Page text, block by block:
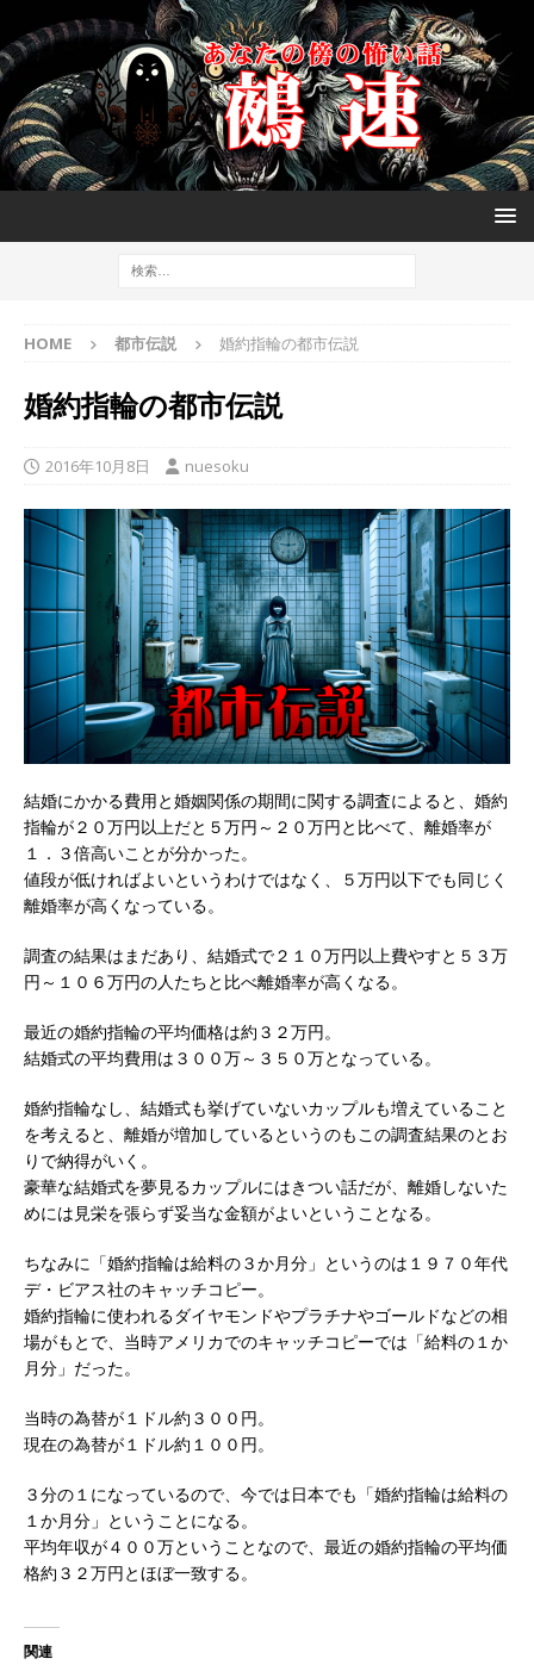
HOME 都市伝説 婚約指輪の都市伝説
婚約指輪の都市伝説
2016年10月8日 nuesoku
結婚にかかる費用と婚姻関係の期間に関する調査によると、婚約
指輪が２０万円以上だと５万円～２０万円と比べて、離婚率が
１．３倍高いことが分かった。
値段が低ければよいというわけではなく、５万円以下でも同じく
離婚率が高くなっている。
調査の結果はまだあり、結婚式で２１０万円以上費やすと５３万
円～１０６万円の人たちと比べ離婚率が高くなる。
最近の婚約指輪の平均価格は約３２万円。
結婚式の平均費用は３００万～３５０万となっている。
婚約指輪なし、結婚式も挙げていないカップルも増えていること
を考えると、離婚が増加しているというのもこの調査結果のとお
りで納得がいく。
豪華な結婚式を夢見るカップルにはきつい話だが、離婚しないた
めには見栄を張らず妥当な金額がよいということなる。
ちなみに「婚約指輪は給料の３か月分」というのは１９７０年代
デ・ビアス社のキャッチコピー。
婚約指輪に使われるダイヤモンドやプラチナやゴールドなどの相
場がもとで、当時アメリカでのキャッチコピーでは「給料の１か
月分」だった。
当時の為替が１ドル約３００円。
現在の為替が１ドル約１００円。
３分の１になっているので、今では日本でも「婚約指輪は給料の
１か月分」ということになる。
平均年収が４００万ということなので、最近の婚約指輪の平均価
格約３２万円とほぼ一致する。
関連